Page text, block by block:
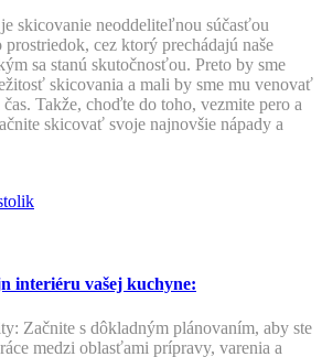
skicovanie neoddeliteľnou súčasťou
cez ktorý prechádajú naše
sa stanú skutočnosťou. Preto by sme
skicovania a mali by sme mu venovať
Takže, choďte do toho, vezmite pero a
skicovať svoje najnovšie nápady a
interiéru vašej kuchyne:
Začnite s dôkladným plánovaním, aby ste
medzi oblasťami prípravy, varenia a